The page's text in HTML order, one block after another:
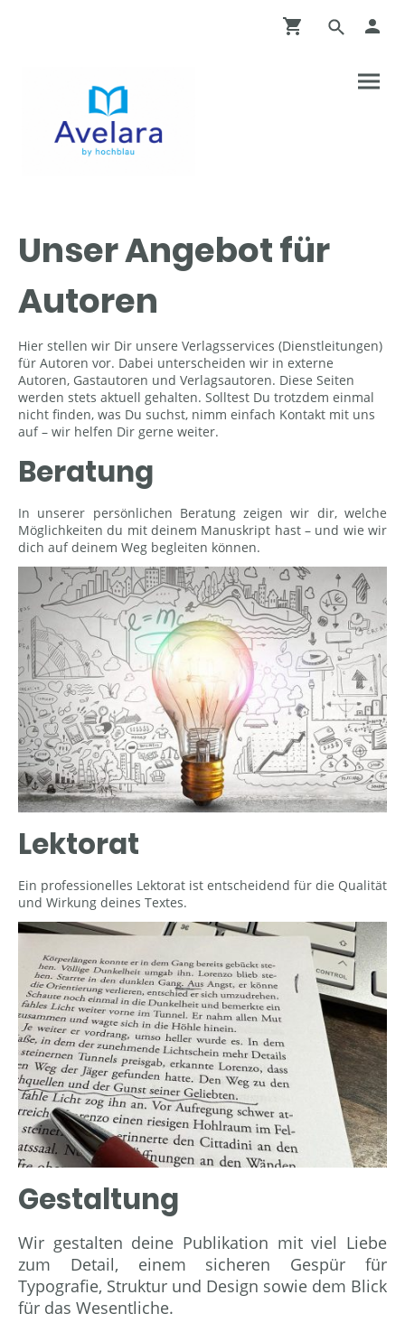
Unser Angebot für
Autoren
Hier stellen wir Dir unsere Verlagsservices (Dienstleitungen)
für Autoren vor. Dabei unterscheiden wir in externe
Autoren, Gastautoren und Verlagsautoren. Diese Seiten
werden stets aktuell gehalten. Solltest Du trotzdem einmal
nicht finden, was Du suchst, nimm einfach Kontakt mit uns
auf – wir helfen Dir gerne weiter.
Beratung
In unserer persönlichen Beratung zeigen wir dir, welche
Möglichkeiten du mit deinem Manuskript hast – und wie wir
dich auf deinem Weg begleiten können.
Lektorat
Ein professionelles Lektorat ist entscheidend für die Qualität
und Wirkung deines Textes.
Gestaltung
Wir gestalten deine Publikation mit viel Liebe
zum Detail, einem sicheren Gespür für
Typografie, Struktur und Design sowie dem Blick
für das Wesentliche.